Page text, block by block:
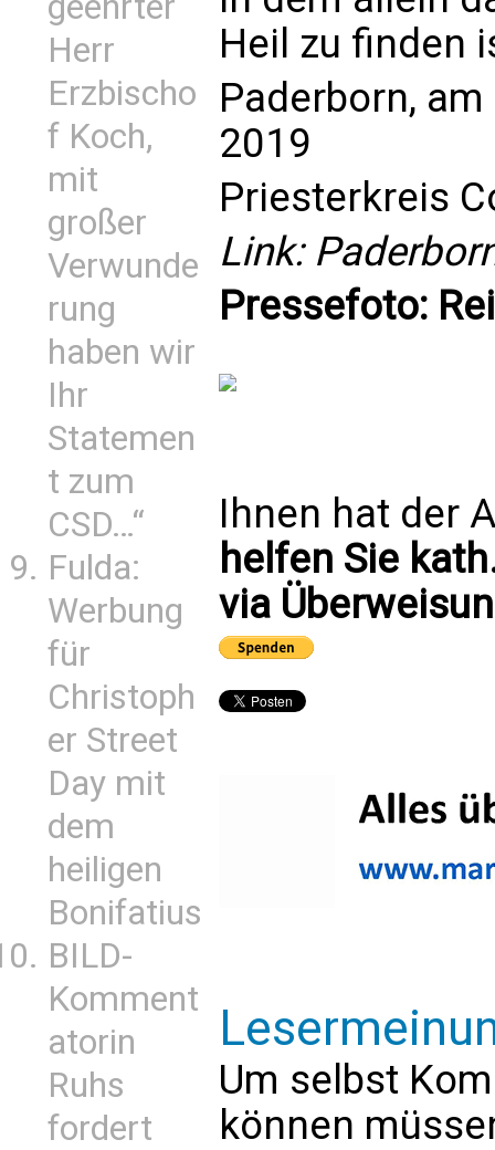
Herr
Erzbischo
f Koch,
mit
großer
Verwunde
rung
haben wir
Ihr
Statemen
t zum
CSD…“
Fulda:
Werbung
für
Christoph
er Street
Day mit
dem
heiligen
Bonifatius
BILD-
Komment
atorin
Ruhs
fordert
Heil zu finden
Paderborn,
2019
Priesterkreis
Link:
Pressefoto:
Ihnen hat der
helfen Sie
via
Um selbst
können